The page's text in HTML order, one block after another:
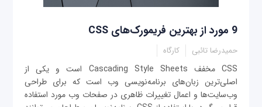
9 مورد از بهترین فریمورک‌های CSS
حمیدرضا تائبی کارگاه
CSS مخفف Cascading Style Sheets است و یکی از
اصلی‌ترین زبان‌های برنامه‌نویسی وب است که برای طراحی
وب‌سایت‌ها و اعمال تغییرات ظاهری در صفحات وب مورد استفاده